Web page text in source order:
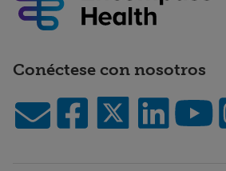
Conéctese con nosotros